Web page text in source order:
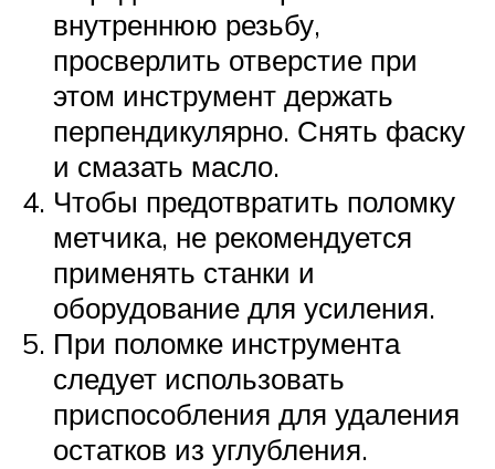
внутреннюю резьбу,
просверлить отверстие при
этом инструмент держать
перпендикулярно. Снять фаску
и смазать масло.
Чтобы предотвратить поломку
метчика, не рекомендуется
применять станки и
оборудование для усиления.
При поломке инструмента
следует использовать
приспособления для удаления
остатков из углубления.